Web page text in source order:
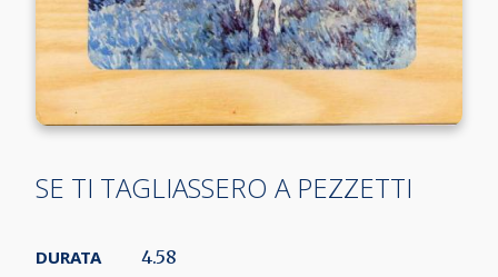
SE TI TAGLIASSERO A PEZZETTI
DURATA 4.58